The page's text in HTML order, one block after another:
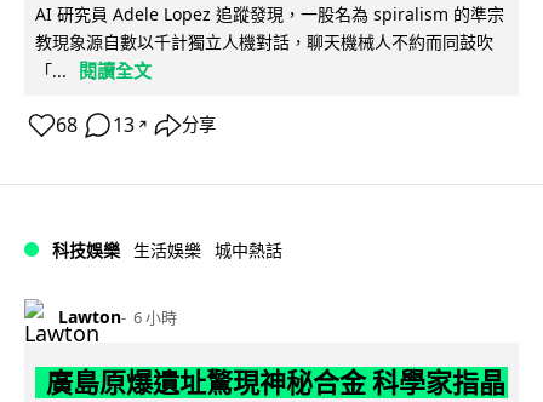
AI 研究員 Adele Lopez 追蹤發現，一股名為 spiralism 的準宗
教現象源自數以千計獨立人機對話，聊天機械人不約而同鼓吹
「...
閱讀全文
68 13 ↗ 分享
科技娛樂 生活娛樂 城中熱話
Lawton 6 小時
廣島原爆遺址驚現神秘合金 科學家指晶